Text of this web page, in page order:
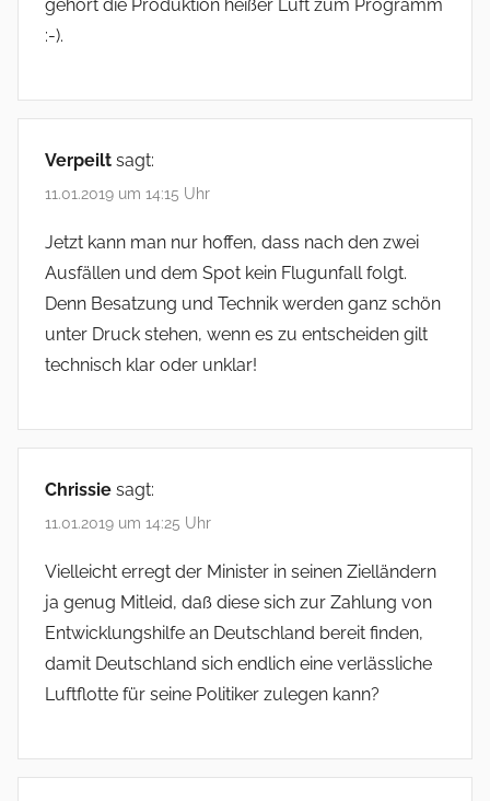
gehört die Produktion heißer Luft zum Programm
:-).
Verpeilt sagt:
11.01.2019 um 14:15 Uhr
Jetzt kann man nur hoffen, dass nach den zwei
Ausfällen und dem Spot kein Flugunfall folgt.
Denn Besatzung und Technik werden ganz schön
unter Druck stehen, wenn es zu entscheiden gilt
technisch klar oder unklar!
Chrissie sagt:
11.01.2019 um 14:25 Uhr
Vielleicht erregt der Minister in seinen Zielländern
ja genug Mitleid, daß diese sich zur Zahlung von
Entwicklungshilfe an Deutschland bereit finden,
damit Deutschland sich endlich eine verlässliche
Luftflotte für seine Politiker zulegen kann?